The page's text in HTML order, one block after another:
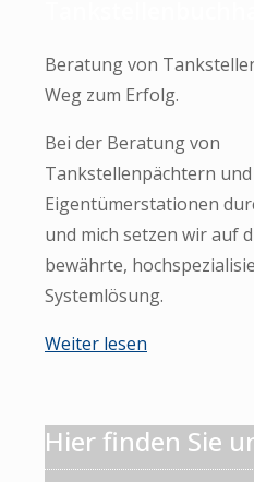
Beratung von
Weg zum Erfolg.
Bei der Beratung von
Tankstellenpächtern und
Eigentümerstationen
und mich setzen wir auf
bewährte,
Systemlösung.
Weiter lesen
Hier finden Sie